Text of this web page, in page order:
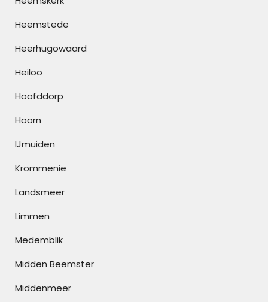
Heemstede
Heerhugowaard
Heiloo
Hoofddorp
Hoorn
IJmuiden
Krommenie
Landsmeer
Limmen
Medemblik
Midden Beemster
Middenmeer